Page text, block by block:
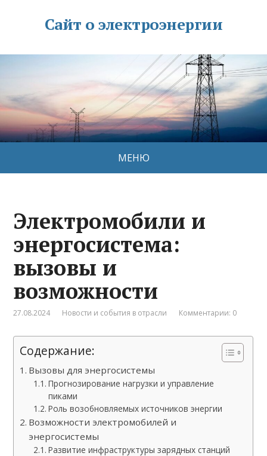
Сайт о электроэнергии
МЕНЮ
Электромобили и
энергосистема:
вызовы и
возможности
27.08.2024 Новости и события в отрасли Комментарии: 0
Содержание:
Вызовы для энергосистемы
Прогнозирование нагрузки и управление
пиками
Роль возобновляемых источников энергии
Возможности электромобилей и
энергосистемы
Развитие инфраструктуры зарядных станций